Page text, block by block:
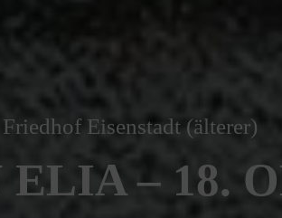
Friedhof Eisenstadt (älterer)
– 18.